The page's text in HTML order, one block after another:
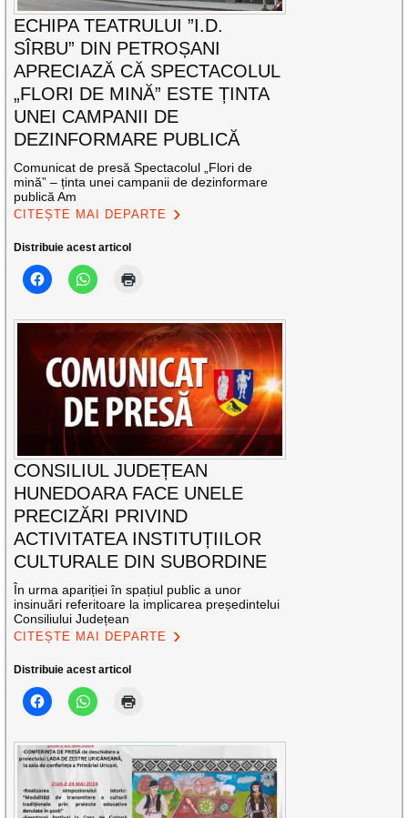
ECHIPA TEATRULUI ”I.D.
SÎRBU” DIN PETROȘANI
APRECIAZĂ CĂ SPECTACOLUL
„FLORI DE MINĂ” ESTE ȚINTA
UNEI CAMPANII DE
DEZINFORMARE PUBLICĂ
Comunicat de presă Spectacolul „Flori de
mină” – ținta unei campanii de dezinformare
publică Am
CITEȘTE MAI DEPARTE
Distribuie acest articol
CONSILIUL JUDEȚEAN
HUNEDOARA FACE UNELE
PRECIZĂRI PRIVIND
ACTIVITATEA INSTITUȚIILOR
CULTURALE DIN SUBORDINE
În urma apariției în spațiul public a unor
insinuări referitoare la implicarea președintelui
Consiliului Județean
CITEȘTE MAI DEPARTE
Distribuie acest articol